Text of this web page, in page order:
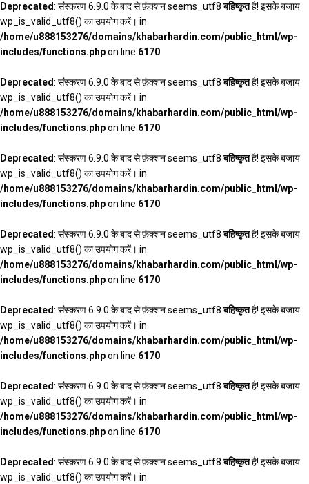
Deprecated: संस्करण 6.9.0 के बाद से फ़ंक्शन seems_utf8बहिष्कृतहै! इसके बजाय
wp_is_valid_utf8() का उपयोग करें। in
/home/u888153276/domains/khabarhardin.com/public_html/wp-
includes/functions.phpon line 6170
Deprecated: संस्करण 6.9.0 के बाद से फ़ंक्शन seems_utf8बहिष्कृतहै! इसके बजाय
wp_is_valid_utf8() का उपयोग करें। in
/home/u888153276/domains/khabarhardin.com/public_html/wp-
includes/functions.phpon line 6170
Deprecated: संस्करण 6.9.0 के बाद से फ़ंक्शन seems_utf8बहिष्कृतहै! इसके बजाय
wp_is_valid_utf8() का उपयोग करें। in
/home/u888153276/domains/khabarhardin.com/public_html/wp-
includes/functions.phpon line 6170
Deprecated: संस्करण 6.9.0 के बाद से फ़ंक्शन seems_utf8बहिष्कृतहै! इसके बजाय
wp_is_valid_utf8() का उपयोग करें। in
/home/u888153276/domains/khabarhardin.com/public_html/wp-
includes/functions.phpon line 6170
Deprecated: संस्करण 6.9.0 के बाद से फ़ंक्शन seems_utf8बहिष्कृतहै! इसके बजाय
wp_is_valid_utf8() का उपयोग करें। in
/home/u888153276/domains/khabarhardin.com/public_html/wp-
includes/functions.phpon line 6170
Deprecated: संस्करण 6.9.0 के बाद से फ़ंक्शन seems_utf8बहिष्कृतहै! इसके बजाय
wp_is_valid_utf8() का उपयोग करें। in
/home/u888153276/domains/khabarhardin.com/public_html/wp-
includes/functions.phpon line 6170
Deprecated: संस्करण 6.9.0 के बाद से फ़ंक्शन seems_utf8बहिष्कृतहै! इसके बजाय
wp_is_valid_utf8() का उपयोग करें। in